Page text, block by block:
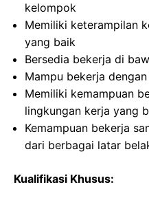
kelompok
Memiliki keterampilan
yang baik
Bersedia bekerja di
Mampu bekerja
Memiliki kemampuan
lingkungan kerja yang
Kemampuan bekerja
dari berbagai latar
Kualifikasi Khusus: